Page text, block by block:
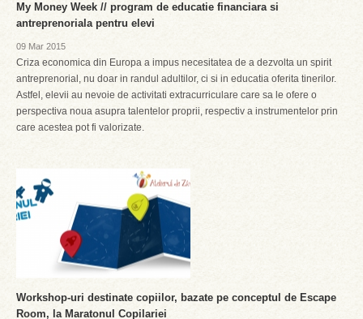
My Money Week // program de educatie financiara si
antreprenoriala pentru elevi
09 Mar 2015
Criza economica din Europa a impus necesitatea de a dezvolta un spirit
antreprenorial, nu doar in randul adultilor, ci si in educatia oferita tinerilor.
Astfel, elevii au nevoie de activitati extracurriculare care sa le ofere o
perspectiva noua asupra talentelor proprii, respectiv a instrumentelor prin
care acestea pot fi valorizate.
Workshop-uri destinate copiilor, bazate pe conceptul de Escape
Room, la Maratonul Copilariei